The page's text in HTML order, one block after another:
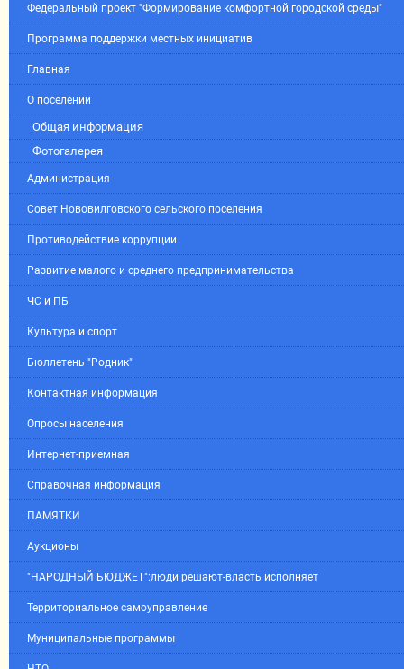
Федеральный проект "Формирование комфортной городской среды"
Программа поддержки местных инициатив
Главная
О поселении
Общая информация
Фотогалерея
Администрация
Совет Нововилговского сельского поселения
Противодействие коррупции
Развитие малого и среднего предпринимательства
ЧС и ПБ
Культура и спорт
Бюллетень "Родник"
Контактная информация
Опросы населения
Интернет-приемная
Справочная информация
ПАМЯТКИ
Аукционы
"НАРОДНЫЙ БЮДЖЕТ":люди решают-власть исполняет
Территориальное самоуправление
Муниципальные программы